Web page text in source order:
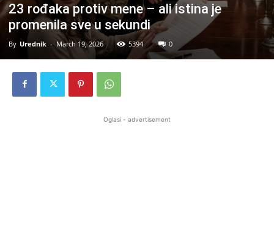
23 rođaka protiv mene – ali istina je
promenila sve u sekundi
By Urednik - March 19, 2026 5394 0
Oglasi - advertisement